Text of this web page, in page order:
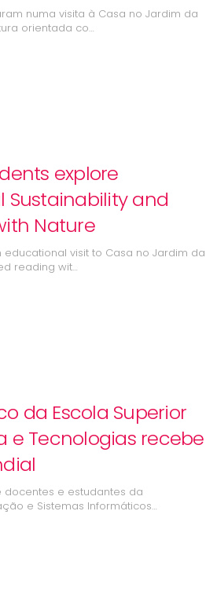
numa visita à Casa no Jardim da
orientada co…
explore
Sustainability and
Nature
visit to Casa no Jardim da
reading wit…
da Escola Superior
e Tecnologias recebe
docentes e estudantes da
e Sistemas Informáticos…